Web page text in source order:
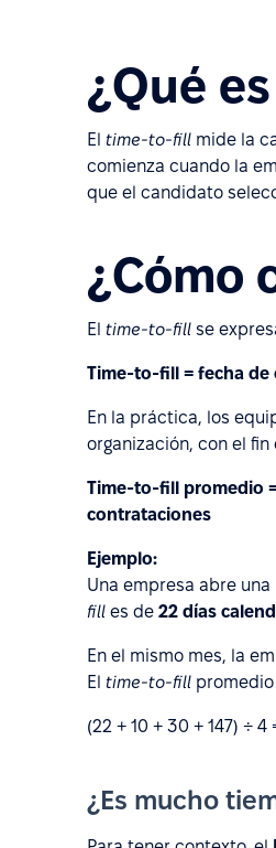
¿Qué
El time-to-fill mide la
comienza cuando la
que el candidato
¿Cómo
El time-to-fill se
Time-to-fill = fecha de
En la práctica, los
organización, con el
Time-to-fill promedio
contrataciones
Ejemplo:
Una empresa abre
fill es de 22 días
En el mismo mes, la
El time-to-fill
(22 + 10 + 30 + 147) ÷ 4
¿Es mucho